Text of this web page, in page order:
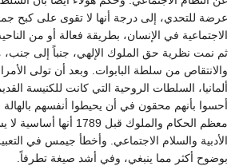
عرضة للتحدي، إلى درجة أنها لا تقوى على كبح
الاجتماعية في الإنسان، بطريقة فعالة أو من
ثم نمت نظرية حق الملوك الإلهي، جنباً إلى جنب،
والانتقاص من سلطة البابوات. وبعد أن تولى
ألمانيا، السلطات الروحية التي كانت للكنيسة
أحسوا بأنهم محقون في أن يحيطوا أنفسهم بالهالة
معظم الحكام والملوك قبل
الأدبية والسلام الاجتماعي. وأخطأ جيمس في
بوضوح أكثر مما ينبغي، وفي أشد صيغة تطرفاً.